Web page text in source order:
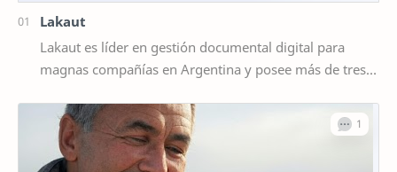
Lakaut
Lakaut es líder en gestión documental digital para
magnas compañías en Argentina y posee más de tres